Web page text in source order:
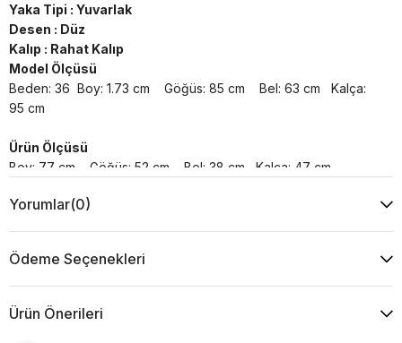
Yaka Tipi : Yuvarlak
Desen : Düz
Kalıp : Rahat Kalıp
Model Ölçüsü
Beden: 36 Boy: 1.73 cm Göğüs: 85 cm Bel: 63 cm Kalça:
95 cm
Ürün Ölçüsü
Boy: 77 cm Göğüs: 52 cm Bel: 38 cm Kalça: 47 cm
Yıkama Talimatı :
Kuru Temizleme , Trikloretilen Ayırıçısıyla Az Çözücü
Kullanınız
Düşük Isıda Ütüleme Yapınız
Yorumlar(0)
Ödeme Seçenekleri
Ürün Önerileri